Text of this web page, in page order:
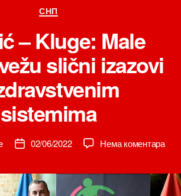
Категорије
СНП
– Kluge: Male
slični izazovi
sistemima
Датум02/06/2022 Нема коментарана